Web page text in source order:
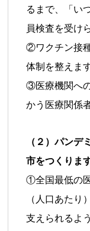
るまで、「い
員検査を受け
②ワクチン接
体制を整えます
③医療機関へ
かう医療関係
（２）パンデ
市をつくりま
①全国最低の
（人口あたり
支えられるよ